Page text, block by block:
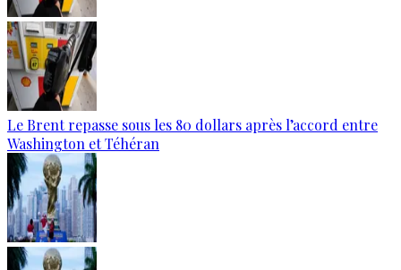
Le Brent repasse sous les 80 dollars après l’accord entre
Washington et Téhéran